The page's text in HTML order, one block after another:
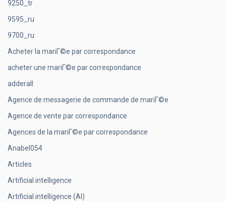
9250_tr
9595_ru
9700_ru
Acheter la mariГ©e par correspondance
acheter une mariГ©e par correspondance
adderall
Agence de messagerie de commande de mariГ©e
Agence de vente par correspondance
Agences de la mariГ©e par correspondance
Anabel054
Articles
Artificial intelligence
Artificial intelligence (AI)